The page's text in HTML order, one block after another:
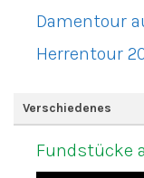
Damentour
Herrentour
Verschiedenes
Fundstücke